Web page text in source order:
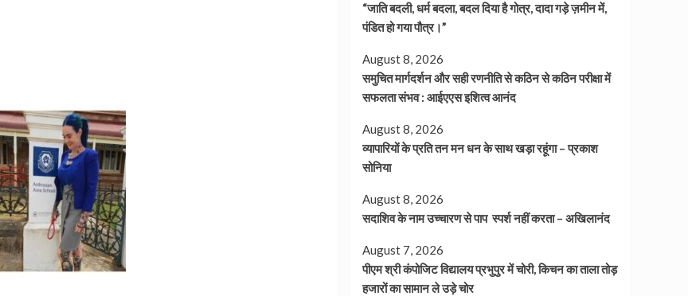
“जाति बदली, धर्म बदला, बदल दिया है गोत्र, दादा गड़े ज़मीन में,
पंडित हो गया पौत्र।”
August 8, 2026
समुचित मार्गदर्शन और सही रणनीति से कठिन से कठिन परीक्षा में
सफलता संभव : आईएएस इशित्व आनंद
August 8, 2026
व्यापारियों के प्रति तन मन धन के साथ खड़ा रहूंगा – प्रकाश
सोनिया
August 8, 2026
सदाशिव के नाम उच्चारण से पाप स्पर्श नहीं करता – अखिलानंद
August 7, 2026
पीएम श्री कंपोजिट विद्यालय प्रभुपुर में चोरी, किचन का ताला तोड़
हजारों का सामान ले उड़े चोर